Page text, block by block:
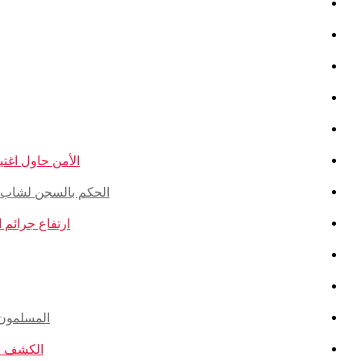
الأمن حاول
الحكم بالسجن لشاب ذو
ارتفاع جرائم الكراهية
المسلمون
الكشف